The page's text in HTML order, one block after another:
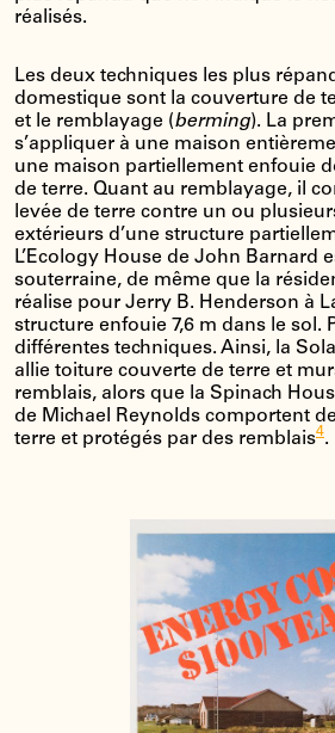
réalisés.
Les deux techniques les plus
domestique sont la couverture de
et le remblayage (berming). La
s’appliquer à une maison
une maison partiellement enfouie
de terre. Quant au remblayage, il
levée de terre contre un ou
extérieurs d’une structure
L’Ecology House de John Barnard
souterraine, de même que la
réalise pour Jerry B. Henderson à
structure enfouie 7,6 m dans le sol.
différentes techniques. Ainsi, la
allie toiture couverte de terre et
remblais, alors que la Spinach
de Michael Reynolds comportent
terre et protégés par des remblais4.